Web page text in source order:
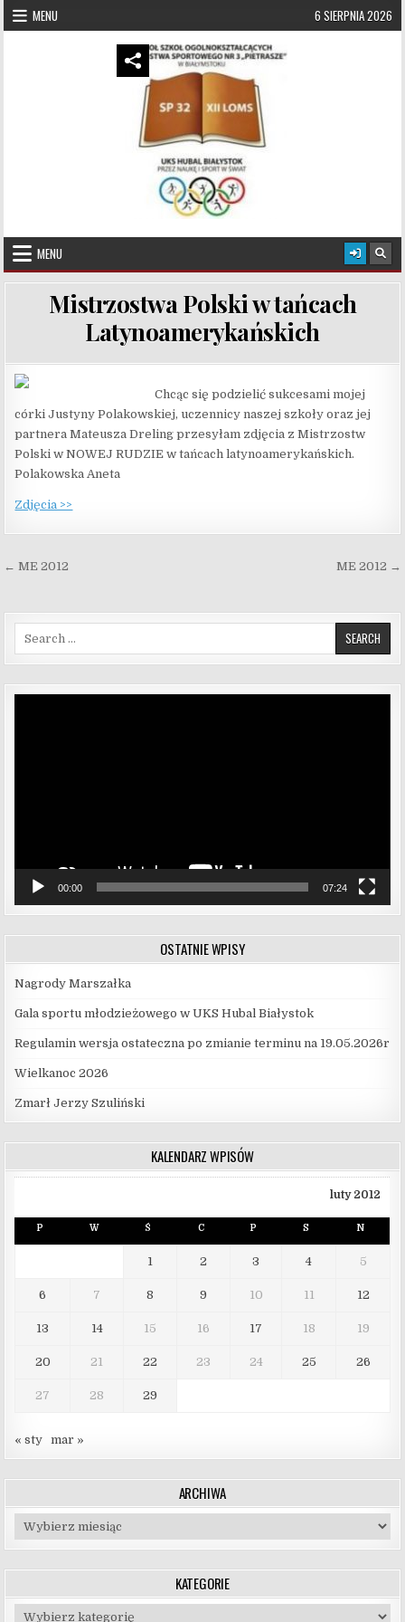
Skip to content
MENU 6 SIERPNIA 2026
UKS Hubal Białystok
MENU
Mistrzostwa Polski w tańcach
Latynoamerykańskich
Chcąc się podzielić sukcesami mojej
córki Justyny Polakowskiej, uczennicy naszej szkoły oraz jej
partnera Mateusza Dreling przesyłam zdjęcia z Mistrzostw
Polski w NOWEJ RUDZIE w tańcach latynoamerykańskich.
Polakowska Aneta
Zdjęcia >>
Nawigacja wpisu ME 2012 →
← ME 2012
Search for:
00:00 07:24
OSTATNIE WPISY
Nagrody Marszałka
Gala sportu młodzieżowego w UKS Hubal Białystok
Regulamin wersja ostateczna po zmianie terminu na 19.05.2026r
Wielkanoc 2026
Zmarł Jerzy Szuliński
KALENDARZ WPISÓW
luty 2012
P W Ś C P S N
1 2 3 4 5
6 7 8 9 10 11 12
13 14 15 16 17 18 19
20 21 22 23 24 25 26
27 28 29
« sty mar »
ARCHIWA
Archiwa
KATEGORIE
Kategorie